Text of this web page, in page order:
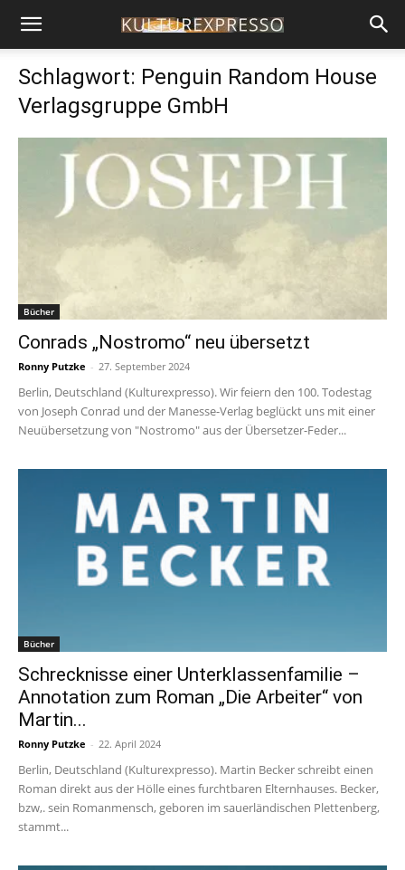
Schlagwort: Penguin Random House
Verlagsgruppe GmbH
Bücher
Conrads „Nostromo“ neu übersetzt
Ronny Putzke - 27. September 2024
Berlin, Deutschland (Kulturexpresso). Wir feiern den 100. Todestag
von Joseph Conrad und der Manesse-Verlag beglückt uns mit einer
Neuübersetzung von "Nostromo" aus der Übersetzer-Feder...
Bücher
Schrecknisse einer Unterklassenfamilie –
Annotation zum Roman „Die Arbeiter“ von
Martin...
Ronny Putzke - 22. April 2024
Berlin, Deutschland (Kulturexpresso). Martin Becker schreibt einen
Roman direkt aus der Hölle eines furchtbaren Elternhauses. Becker,
bzw,. sein Romanmensch, geboren im sauerländischen Plettenberg,
stammt...